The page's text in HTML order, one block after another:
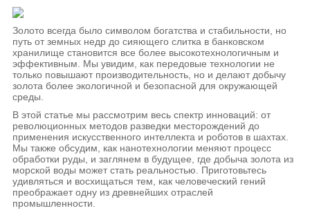
Золото всегда было символом богатства и стабильности, но
путь от земных недр до сияющего слитка в банковском
хранилище становится все более высокотехнологичным и
эффективным. Мы увидим, как передовые технологии не
только повышают производительность, но и делают добычу
золота более экологичной и безопасной для окружающей
среды.
В этой статье мы рассмотрим весь спектр инноваций: от
революционных методов разведки месторождений до
применения искусственного интеллекта и роботов в шахтах.
Мы также обсудим, как нанотехнологии меняют процесс
обработки руды, и заглянем в будущее, где добыча золота из
морской воды может стать реальностью. Приготовьтесь
удивляться и восхищаться тем, как человеческий гений
преображает одну из древнейших отраслей
промышленности.